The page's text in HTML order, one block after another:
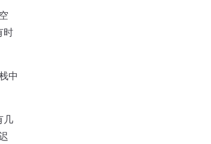
时
中
几